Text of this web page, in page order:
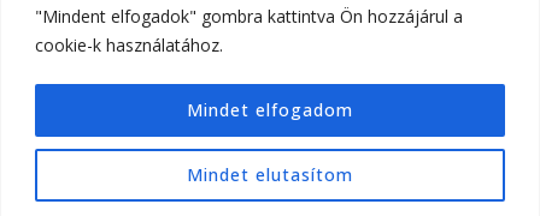
"Mindent elfogadok" gombra kattintva Ön hozzájárul a
cookie-k használatához.
Mindet elutasítom
Mindet elfogadom
© Szerzői jog 2026ELTE Online
fenntartva.Hello Fashion | FejlesztetteBlossom
Themes.Készítette: WordPress